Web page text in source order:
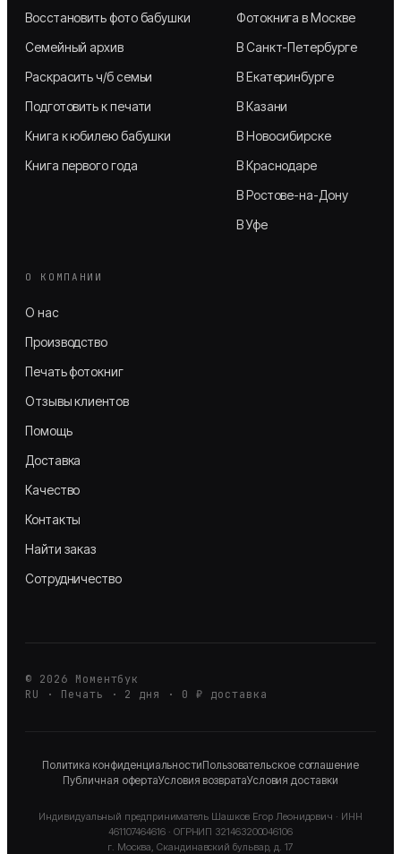
Восстановить фото бабушки
Семейный архив
Раскрасить ч/б семьи
Подготовить к печати
Книга к юбилею бабушки
Книга первого года
Фотокнига в Москве
В Санкт-Петербурге
В Екатеринбурге
В Казани
В Новосибирске
В Краснодаре
В Ростове-на-Дону
В Уфе
О КОМПАНИИ
О нас
Производство
Печать фотокниг
Отзывы клиентов
Помощь
Доставка
Качество
Контакты
Найти заказ
Сотрудничество
© 2026
Моментбук
RU · Печать · 2 дня · 0 ₽ доставка
Политика конфиденциальностиПользовательское соглашение
Публичная офертаУсловия возвратаУсловия доставки
Индивидуальный предприниматель Шашков Егор Леонидович · ИНН
461107464616 · ОГРНИП 321463200046106
г. Москва, Скандинавский бульвар, д. 17